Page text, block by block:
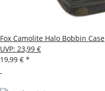
Fox Camolite Halo Bobbin Case
UVP: 23,99 €
19,99 € *